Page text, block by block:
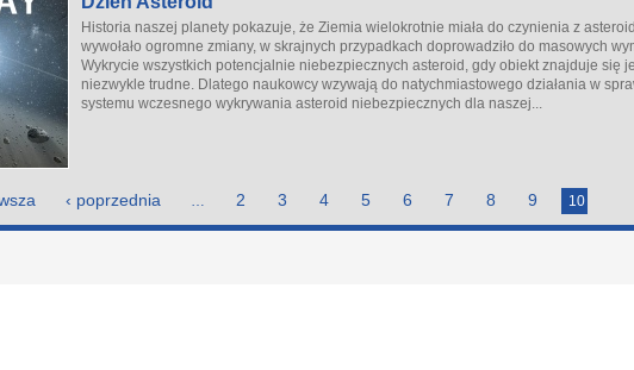
Historia naszej planety pokazuje, że Ziemia wielokrotnie miała do czynienia z
wywołało ogromne zmiany, w skrajnych przypadkach doprowadziło do masowych
Wykrycie wszystkich potencjalnie niebezpiecznych asteroid, gdy obiekt znajduje się
niezwykle trudne. Dlatego naukowcy wzywają do natychmiastowego działania w
systemu wczesnego wykrywania asteroid niebezpiecznych dla naszej...
‹ poprzednia 2 3 4 5 6 7 8 9 10